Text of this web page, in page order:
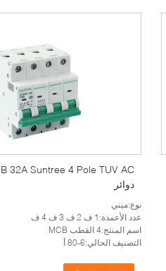
دوائر
نوع:ميني
عدد الأعمدة:1 ف 2 ف 3 ف 4 ف
اسم المنتج:4 القطب MCB
التصنيف الحالي:6-80 أ